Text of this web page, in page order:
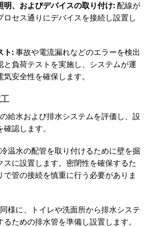
明、およびデバイスの取り付け:配線が
ロセス通りにデバイスを接続し設置し
ト:事故や電流漏れなどのエラーを検出
と負荷テストを実施し、システムが運
安全性を確保します。
給水および排水システムを評価し、設
認します。
温水の配管を取り付けるために壁を掘
スに設置します。密閉性を確保するた
で管の接続を慎重に行う必要がありま
様に、トイレや洗面所から排水システ
るための排水管を準備し設置します。